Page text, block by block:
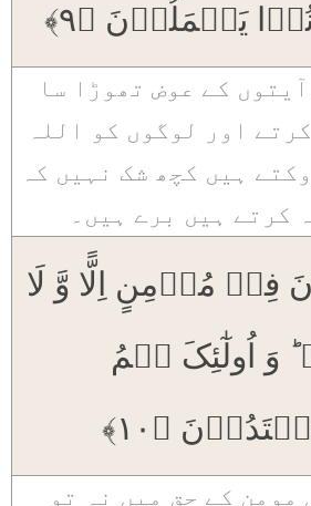
یَعۡمَلُوۡنَ ﴿۹﴾
کے عوض تھوڑا سا
اور لوگوں کو اللہ
ہیں کچھ شک نہیں کہ
کرتے ہیں برے ہیں۔
فِیۡ مُؤۡمِنٍ اِلًّا وَّ لَا
وَ اُولٰٓئِکَ ہُمُ
﴿۱۰﴾
مومن کے حق میں نہ تو